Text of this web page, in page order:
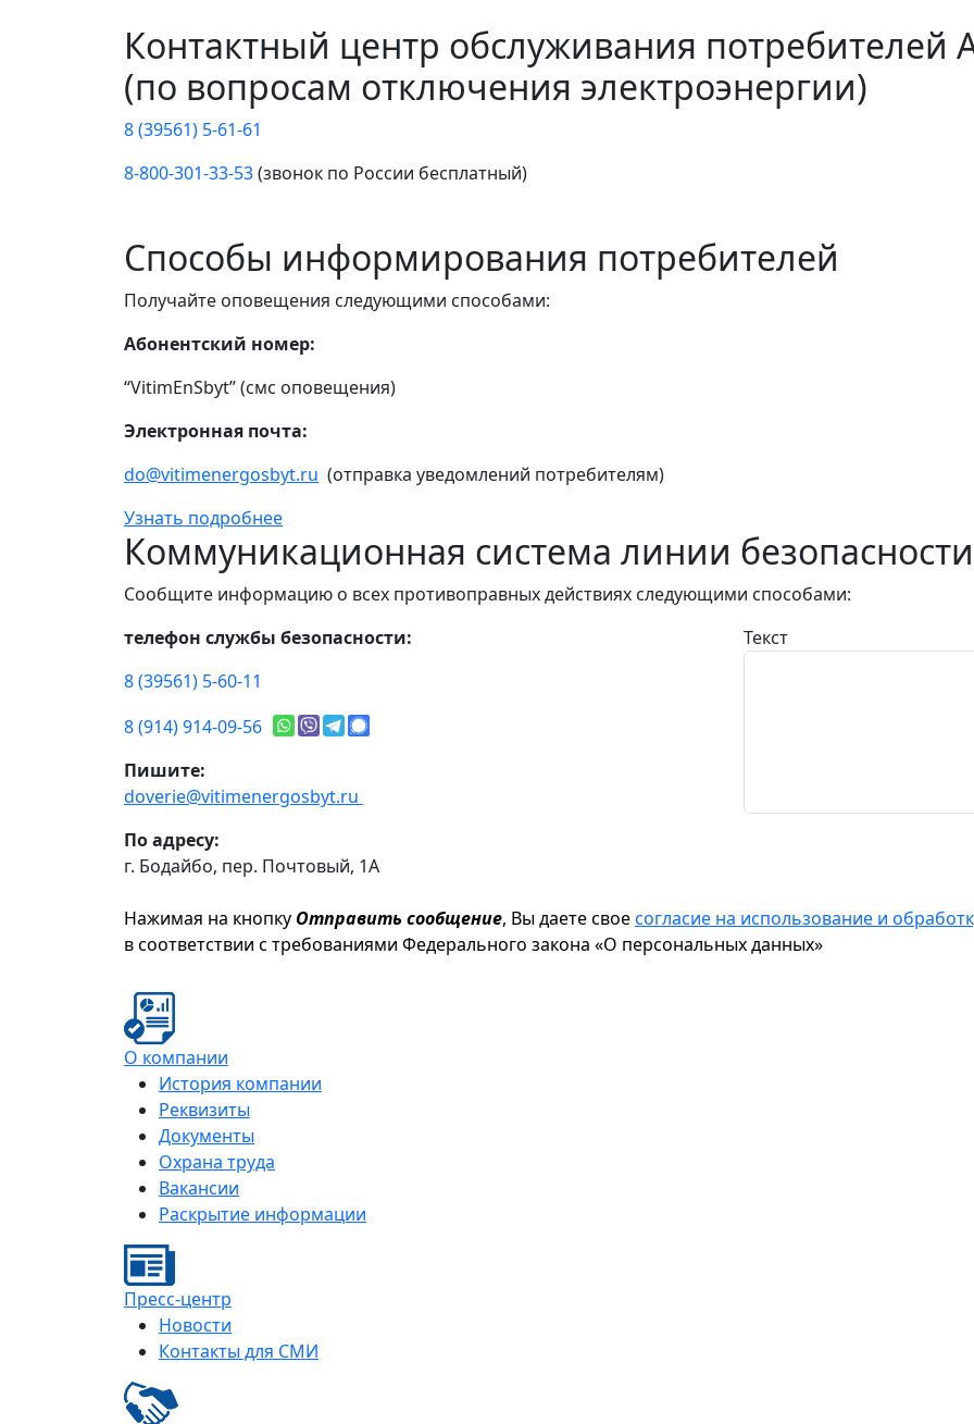
Контактный центр обслуживания потребителей
(по вопросам отключения электроэнергии)
8 (39561) 5-61-61
8-800-301-33-53(звонок по России бесплатный)
Способы информирования потребителей
Получайте оповещения следующими способами:
Абонентский номер:
“VitimEnSbyt” (смс оповещения)
Электронная почта:
do@vitimenergosbyt.ru (отправка уведомлений потребителям)
Узнать подробнее
Коммуникационная система линии безопасности
Сообщите информацию о всех противоправных действиях следующими способами:
телефон службы безопасности:
8 (39561) 5-60-11
8 (914) 914-09-56
Пишите:
doverie@vitimenergosbyt.ru
По адресу:
г. Бодайбо, пер. Почтовый, 1А
Текст
Нажимая на кнопку Отправить сообщение, Вы даете своесогласие на использование и
в соответствии с требованиями Федерального закона «О персональных данных»
О компании
История компании
Реквизиты
Документы
Охрана труда
Вакансии
Раскрытие информации
Пресс-центр
Новости
Контакты для СМИ